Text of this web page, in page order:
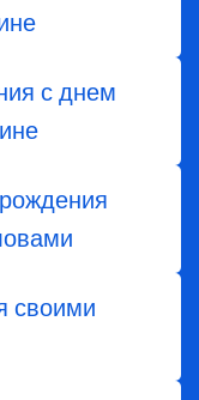
с днем
своими